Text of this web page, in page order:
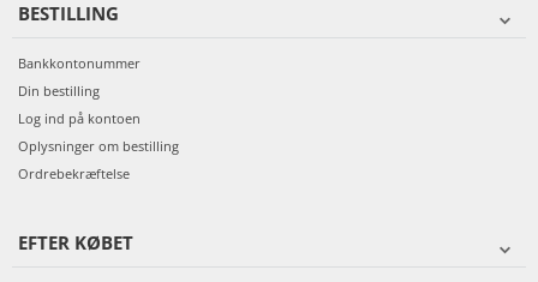
BESTILLING
Bankkontonummer
Din bestilling
Log ind på kontoen
Oplysninger om bestilling
Ordrebekræftelse
EFTER KØBET